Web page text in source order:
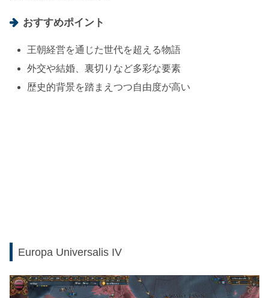
おすすめポイント
王朝経営を通じた世代を超える物語
外交や結婚、裏切りなど多彩な要素
歴史的背景を踏まえつつ自由度が高い
Europa Universalis IV